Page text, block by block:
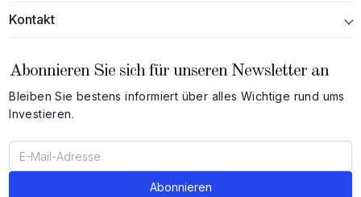
Kontakt
Abonnieren Sie sich für unseren Newsletter an
Bleiben Sie bestens informiert über alles Wichtige rund ums
Investieren.